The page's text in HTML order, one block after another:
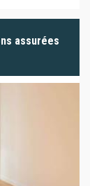
assurées